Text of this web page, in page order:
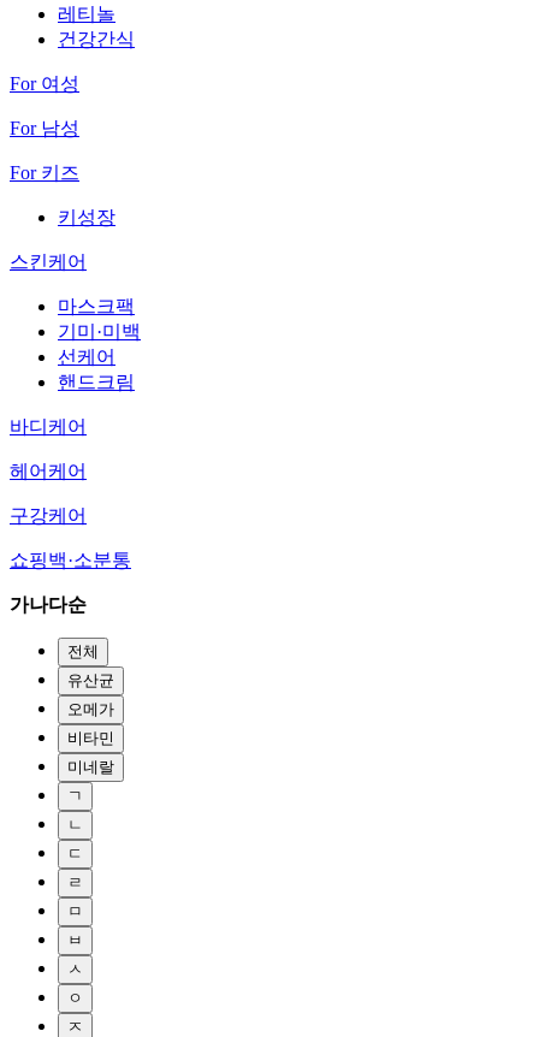
레티놀
건강간식
For 여성
For 남성
For 키즈
키성장
스킨케어
마스크팩
기미·미백
선케어
핸드크림
바디케어
헤어케어
구강케어
쇼핑백·소분통
가나다순
전체
유산균
오메가
비타민
미네랄
ㄱ
ㄴ
ㄷ
ㄹ
ㅁ
ㅂ
ㅅ
ㅇ
ㅈ